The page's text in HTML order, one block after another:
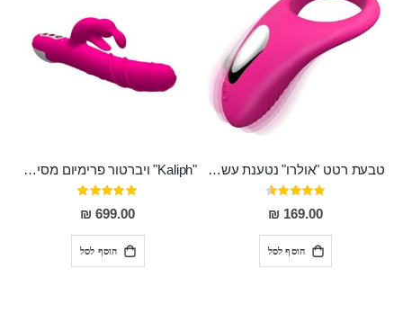
טבעת רטט "אולרו" נטענת עשויה סיליקון רפואי עם רטט חזק ומטריף חושים
דירוג:
91%
169.00 ₪
הוסף לסל
"Kaliph" ויברטור פרימיום מסיליקון רפואי , נטען, שקט במיוחד, מסתובב ומתפתל, שמנמן עם חדירה 14 סמ
דירוג:
100%
699.00 ₪
הוסף לסל